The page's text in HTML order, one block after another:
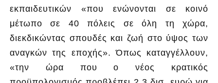
εκπαιδευτικών «που ενώνονται σε κοινό
μέτωπο σε 40 πόλεις σε όλη τη χώρα,
διεκδικώντας σπουδές και ζωή στο ύψος των
αναγκών της εποχής». Όπως καταγγέλλουν,
«την ώρα που ο νέος κρατικός